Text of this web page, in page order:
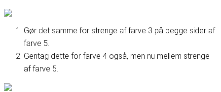
Gør det samme for strenge af farve 3 på begge sider af
farve 5.
Gentag dette for farve 4 også, men nu mellem strenge
af farve 5.